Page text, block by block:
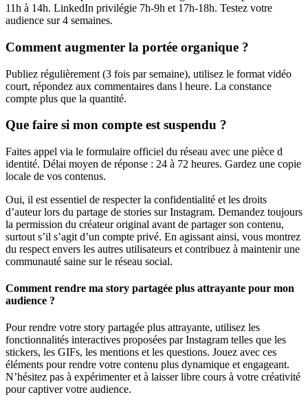
11h à 14h. LinkedIn privilégie 7h-9h et 17h-18h. Testez votre
audience sur 4 semaines.
Comment augmenter la portée organique ?
Publiez régulièrement (3 fois par semaine), utilisez le format vidéo
court, répondez aux commentaires dans l heure. La constance
compte plus que la quantité.
Que faire si mon compte est suspendu ?
Faites appel via le formulaire officiel du réseau avec une pièce d
identité. Délai moyen de réponse : 24 à 72 heures. Gardez une copie
locale de vos contenus.
Oui, il est essentiel de respecter la confidentialité et les droits
d’auteur lors du partage de stories sur Instagram. Demandez toujours
la permission du créateur original avant de partager son contenu,
surtout s’il s’agit d’un compte privé. En agissant ainsi, vous montrez
du respect envers les autres utilisateurs et contribuez à maintenir une
communauté saine sur le réseau social.
Comment rendre ma story partagée plus attrayante pour mon
audience ?
Pour rendre votre story partagée plus attrayante, utilisez les
fonctionnalités interactives proposées par Instagram telles que les
stickers, les GIFs, les mentions et les questions. Jouez avec ces
éléments pour rendre votre contenu plus dynamique et engageant.
N’hésitez pas à expérimenter et à laisser libre cours à votre créativité
pour captiver votre audience.